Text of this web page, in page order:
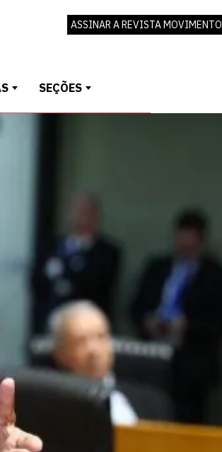
ASSINAR A REVISTA MOVIMENTO
SEÇÕES